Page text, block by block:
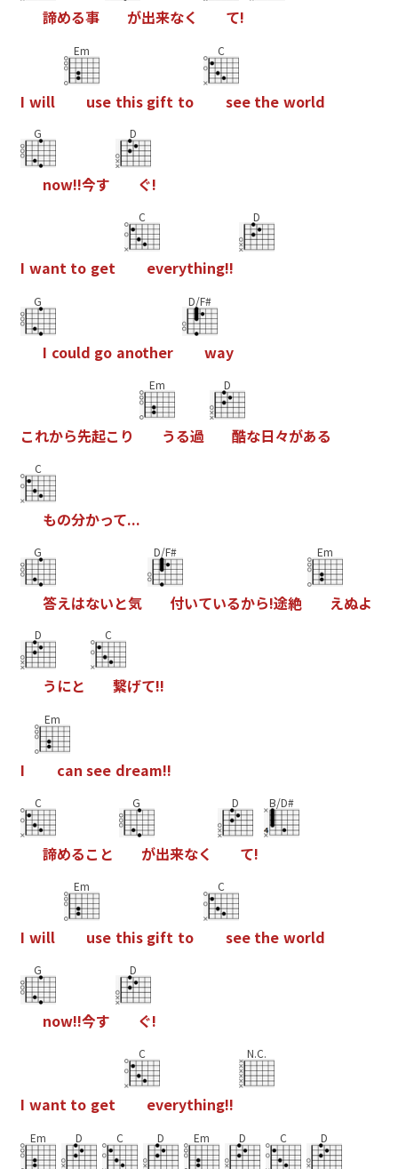
諦める事 が出来なく て!
I will
Em
use this gift to
C
see the world
G
now!!今す
D
ぐ!
I want to get
C
everything!!
D
G
I could go another
D/F#
way
これから先起こ り
Em
うる過
D
酷な日々がある
C
もの分かって...
G
答えはないと気
D/F#
付いているから!途絶
Em
えぬよ
D
う にと
C
繋げて!!
I
Em
can see dream!!
C
諦めるこ と
G
が出来なく
D
て!
B/D#
I will
Em
use this gift to
C
see the world
G
now!!今す
D
ぐ!
I want to get
C
everything!!
N.C.
Em D C D Em D C D